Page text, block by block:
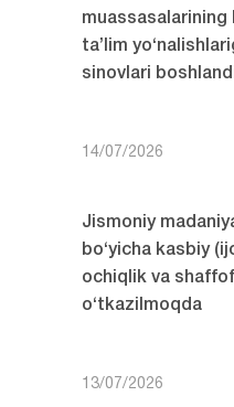
muassasalarining
ta’lim
sinovlari boshlandi
14/07/2026
Jismoniy
bo‘yicha kasbiy
ochiqlik va
o‘tkazilmoqda
13/07/2026